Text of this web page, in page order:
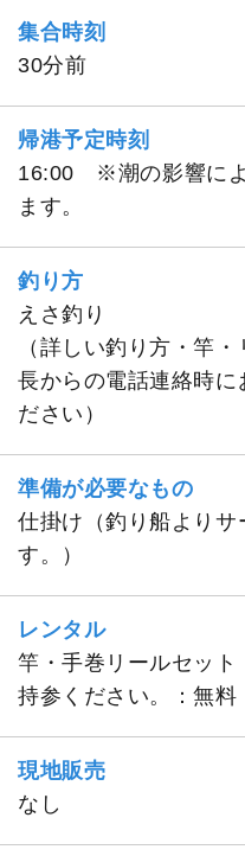
集合時刻
30分前
帰港予定時刻
16:00 ※潮の影響によ
ます。
釣り方
えさ釣り
（詳しい釣り方・竿
長からの電話連絡時に
ださい）
準備が必要なもの
仕掛け（釣り船よりサ
す。）
レンタル
竿・手巻リールセッ
持参ください。：無料
現地販売
なし